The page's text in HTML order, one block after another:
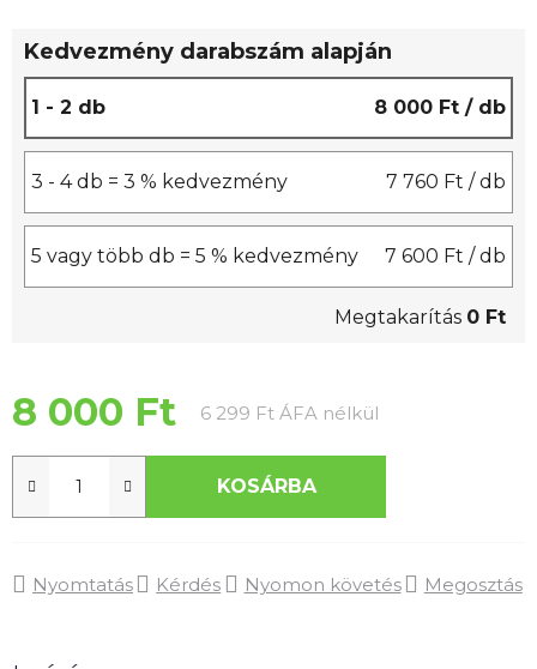
csillag.
Kedvezmény darabszám alapján
1 - 2 db 8 000 Ft / db
3 - 4 db = 3 % kedvezmény 7 760 Ft / db
5 vagy több db = 5 % kedvezmény 7 600 Ft / db
Megtakarítás 0 Ft
8 000 Ft 6 299 Ft ÁFA nélkül
KOSÁRBA
Nyomtatás Kérdés Nyomon követés Megosztás